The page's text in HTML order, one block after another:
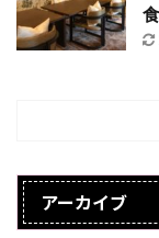
アーカイブ